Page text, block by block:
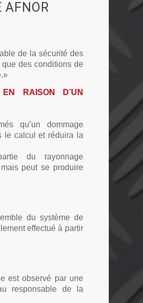
AFNOR
de la sécurité des
des conditions de
RAISON D’UN
qu’un dommage
le calcul et réduira la
du rayonnage
peut se produire
du système de
effectué à partir
est observé par une
responsable de la